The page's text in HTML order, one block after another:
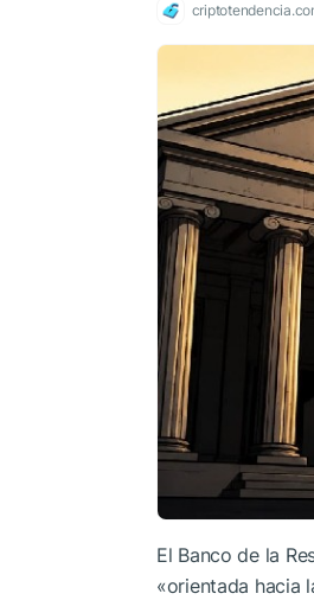
El Banco de la
«orientada hacia